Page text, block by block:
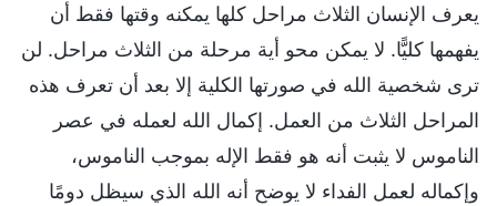
يعرف الإنسان الثلاث مراحل كلها يمكنه وقتها فقط أن
يفهمها كليًّا. لا يمكن محو أية مرحلة من الثلاث مراحل. لن
ترى شخصية الله في صورتها الكلية إلا بعد أن تعرف هذه
المراحل الثلاث من العمل. إكمال الله لعمله في عصر
الناموس لا يثبت أنه هو فقط الإله بموجب الناموس،
وإكماله لعمل الفداء لا يوضح أنه الله الذي سيظل دومًا